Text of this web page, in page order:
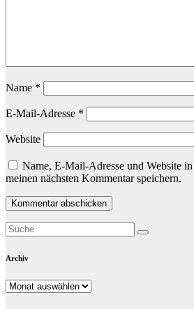
Name *
E-Mail-Adresse *
Website
Name, E-Mail-Adresse und Website
meinen nächsten Kommentar speichern.
Archiv
Archiv